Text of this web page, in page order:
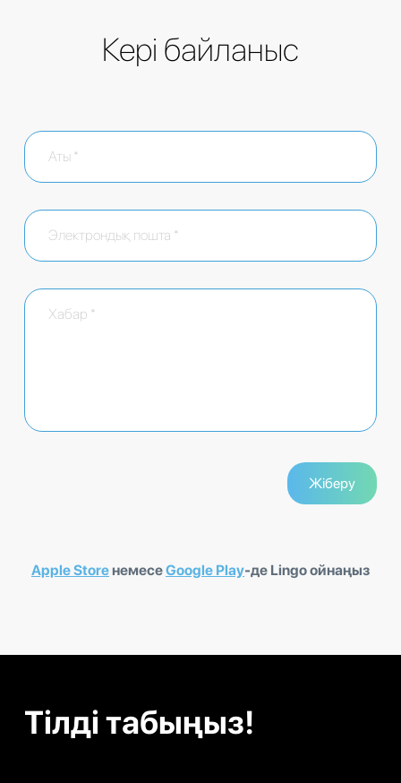
Кері байланыс
Apple StoreнемесеGoogle Play-де Lingo ойнаңыз
Тілді табыңыз!